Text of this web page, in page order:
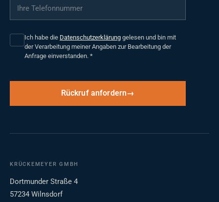
Ihre Telefonnummer
Ich habe die Datenschutzerklärung gelesen und bin mit
der Verarbeitung meiner Angaben zur Bearbeitung der
Anfrage einverstanden. *
Rückruf anfordern
KRÜCKEMEYER GMBH
Dortmunder Straße 4
57234 Wilnsdorf